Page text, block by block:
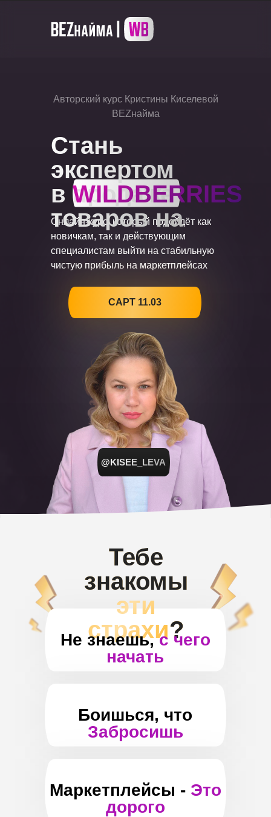
Онлайн-курс, который подойдёт как
новичкам, так и действующим
специалистам выйти на стабильную
чистую прибыль на маркетплейсах
@KISEE_LEVA
Стань
экспертом
в продаже
товаров на
WILDBERRIES
Авторский курс Кристины Киселевой
BEZнайма
САРТ 11.03
Тебе
знакомы
эти
страхи?
Не знаешь,с чего
начать
Боишься, что
Забросишь
Маркетплейсы - Это
дорого